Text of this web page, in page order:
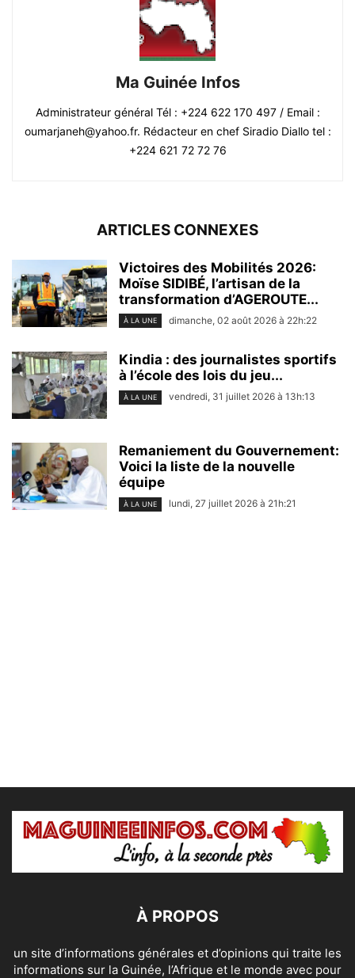
Ma Guinée Infos
Administrateur général Tél : +224 622 170 497 / Email :
oumarjaneh@yahoo.fr. Rédacteur en chef Siradio Diallo tel :
+224 621 72 72 76
ARTICLES CONNEXES
Victoires des Mobilités 2026:
Moïse SIDIBÉ, l’artisan de la
transformation d’AGEROUTE...
À LA UNE dimanche, 02 août 2026 à 22h:22
Kindia : des journalistes sportifs
à l’école des lois du jeu...
À LA UNE vendredi, 31 juillet 2026 à 13h:13
Remaniement du Gouvernement:
Voici la liste de la nouvelle
équipe
À LA UNE lundi, 27 juillet 2026 à 21h:21
À PROPOS
un site d’informations générales et d’opinions qui traite les
informations sur la Guinée, l’Afrique et le monde avec pour